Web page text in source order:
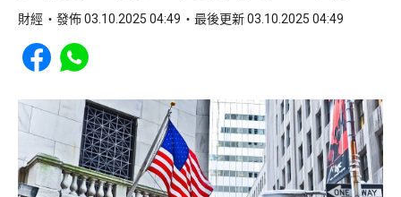
財經 發佈 03.10.2025 04:49 最後更新 03.10.2025 04:49
Share to Facebook
Share to WhatsApp